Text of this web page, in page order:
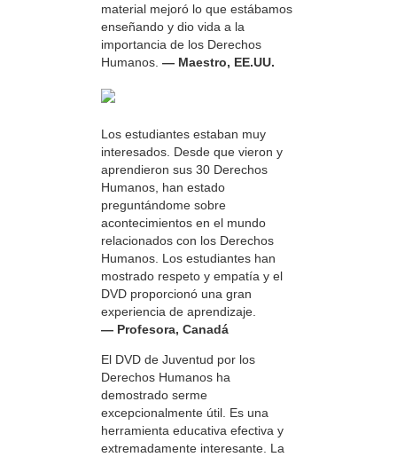
material mejoró lo que estábamos
enseñando y dio vida a la
importancia de los Derechos
Humanos. — Maestro, EE.UU.
Los estudiantes estaban muy
interesados. Desde que vieron y
aprendieron sus 30 Derechos
Humanos, han estado
preguntándome sobre
acontecimientos en el mundo
relacionados con los Derechos
Humanos. Los estudiantes han
mostrado respeto y empatía y el
DVD proporcionó una gran
experiencia de aprendizaje.
— Profesora, Canadá
El DVD de Juventud por los
Derechos Humanos ha
demostrado serme
excepcionalmente útil. Es una
herramienta educativa efectiva y
extremadamente interesante. La